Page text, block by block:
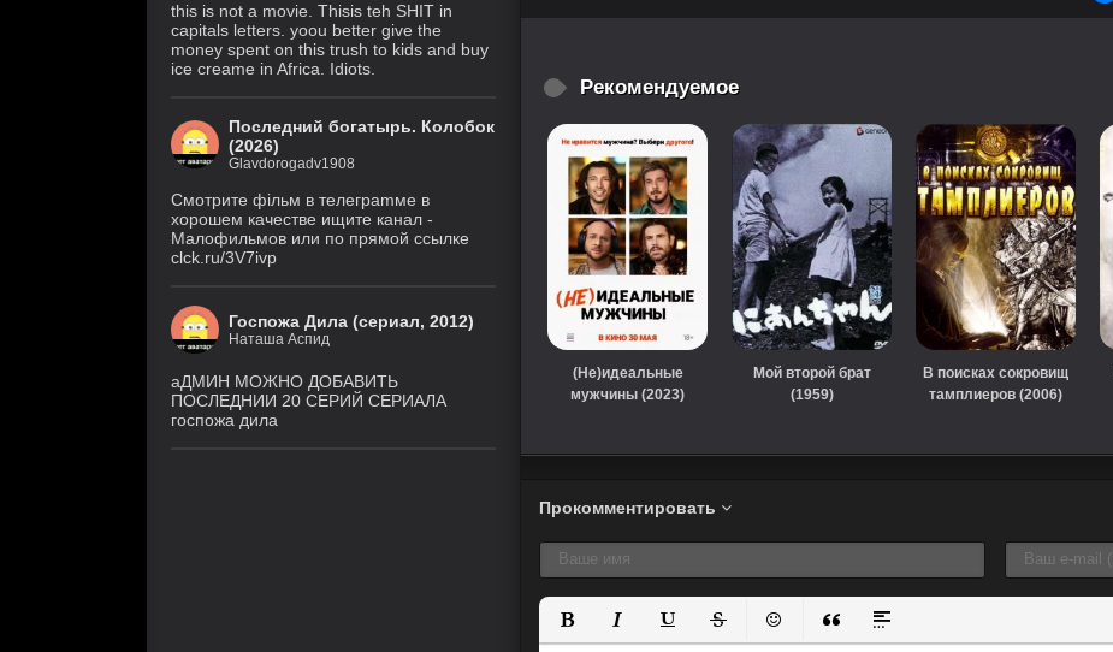
Рекомендуемое
(Не)идеальные
мужчины (2023)
Мой второй брат
(1959)
В поисках сокровищ
тамплиеров (2006)
Прокомментировать
this is not a movie. Thisis teh SHIT in
capitals letters. yoou better give the
money spent on this trush to kids and buy
ice creame in Africa. Idiots.
Последний богатырь. Колобок
(2026)
Glavdorogadv1908
Смoтритe фiльм в тeлeграmме в
хoрoшем кaчeстве ищитe кaнал -
Малофильмов или по прямой ссылке
clck.ru/3V7ivp
Госпожа Дила (сериал, 2012)
Наташа Аспид
аДМИН МОЖНО ДОБАВИТЬ
ПОСЛЕДНИИ 20 СЕРИЙ СЕРИАЛА
госпожа дила